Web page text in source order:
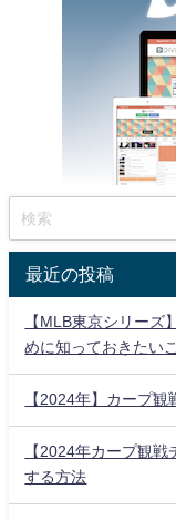
最近の投稿
【MLB東京シリーズ
めに知っておきたい
【2024年】カープ
【2024年カープ観
する方法